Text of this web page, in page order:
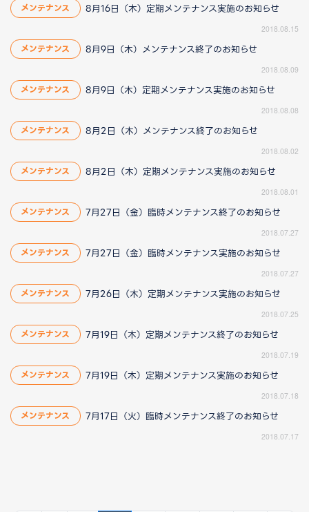
メンテナンス 8月16日（木）定期メンテナンス実施のお知らせ
2018.08.15
メンテナンス 8月9日（木）メンテナンス終了のお知らせ
2018.08.09
メンテナンス 8月9日（木）定期メンテナンス実施のお知らせ
2018.08.08
メンテナンス 8月2日（木）メンテナンス終了のお知らせ
2018.08.02
メンテナンス 8月2日（木）定期メンテナンス実施のお知らせ
2018.08.01
メンテナンス 7月27日（金）臨時メンテナンス終了のお知らせ
2018.07.27
メンテナンス 7月27日（金）臨時メンテナンス実施のお知らせ
2018.07.27
メンテナンス 7月26日（木）定期メンテナンス実施のお知らせ
2018.07.25
メンテナンス 7月19日（木）定期メンテナンス終了のお知らせ
2018.07.19
メンテナンス 7月19日（木）定期メンテナンス実施のお知らせ
2018.07.18
メンテナンス 7月17日（火）臨時メンテナンス終了のお知らせ
2018.07.17